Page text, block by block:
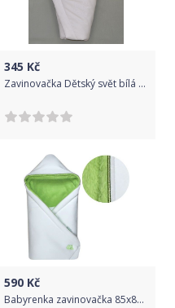
345 Kč
Zavinovačka Dětský svět bílá se žirafou
590 Kč
Babyrenka zavinovačka 85x85 s kapucí Polar bílá Zelená